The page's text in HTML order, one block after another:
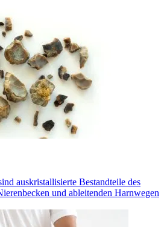
auskristallisierte Bestandteile des
und ableitenden Harnwegen